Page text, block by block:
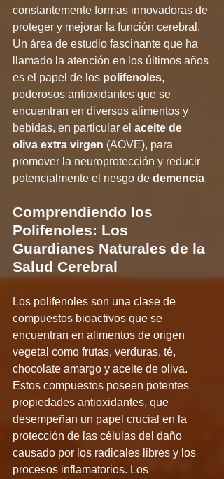
constantemente formas innovadoras de
proteger y mejorar la función cerebral.
Un área de estudio fascinante que ha
llamado la atención en los últimos años
es el papel de los polifenoles,
poderosos antioxidantes que se
encuentran en diversos alimentos y
bebidas, en particular el aceite de
oliva extra virgen (AOVE), para
promover la neuroprotección y reducir
potencialmente el riesgo de demencia.
Comprendiendo los
Polifenoles: Los
Guardianes Naturales de la
Salud Cerebral
Los polifenoles son una clase de
compuestos bioactivos que se
encuentran en alimentos de origen
vegetal como frutas, verduras, té,
chocolate amargo y aceite de oliva.
Estos compuestos poseen potentes
propiedades antioxidantes, que
desempeñan un papel crucial en la
protección de las células del daño
causado por los radicales libres y los
procesos inflamatorios. Los